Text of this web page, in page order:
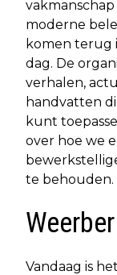
moderne
komen terug
dag. De
verhalen,
handvatten
kunt
over hoe we
te behouden.
Vandaag is